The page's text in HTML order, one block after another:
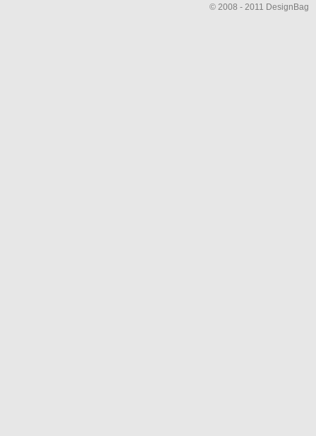
© 2008 - 2011 DesignBag